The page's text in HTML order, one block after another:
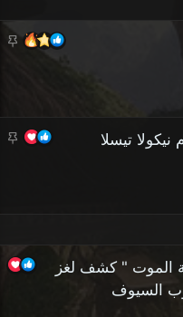
م
م
نيكولا تيسلا
الموت " كشف لغز
السيوف